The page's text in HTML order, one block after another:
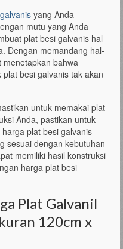
yang Anda
mutu yang Anda
plat besi galvanis hal
Dengan memandang hal-
menetapkan bahwa
besi galvanis tak akan
untuk memakai plat
Anda, pastikan untuk
plat besi galvanis
sesuai dengan kebutuhan
memiliki hasil konstruksi
harga plat besi
Plat Galvanil
120cm x